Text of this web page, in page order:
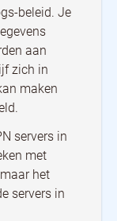
beleid. Je
aan
zich in
maken
servers in
met
het
servers in